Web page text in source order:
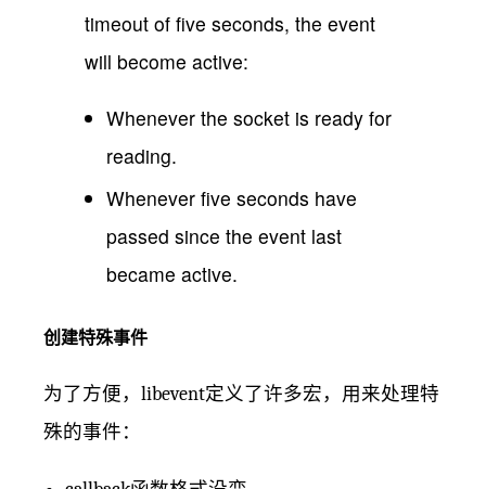
timeout of five seconds, the event
will become active:
Whenever the socket is ready for
reading.
Whenever five seconds have
passed since the event last
became active.
创建特殊事件
为了方便，libevent定义了许多宏，用来处理特
殊的事件：